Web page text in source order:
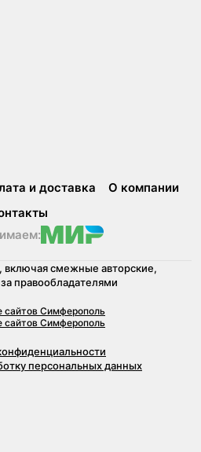
и доставка
О компании
включая смежные авторские,
правообладателями
сайтов Симферополь
сайтов Симферополь
персональных данных